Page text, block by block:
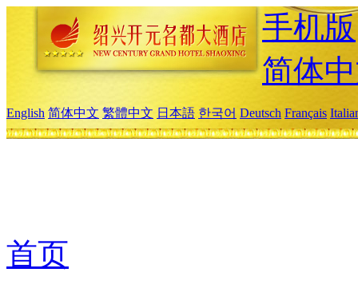
手机版
简体
English 简体中文 繁體中文 日本語 한국어 Deutsch Français
首页